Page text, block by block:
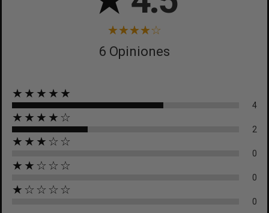
6 Opiniones
★★★★★
4
★★★★☆
2
★★★☆☆
0
★★☆☆☆
0
★☆☆☆☆
0